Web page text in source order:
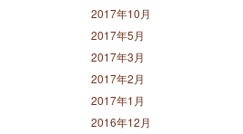
2017年10月
2017年5月
2017年3月
2017年2月
2017年1月
2016年12月